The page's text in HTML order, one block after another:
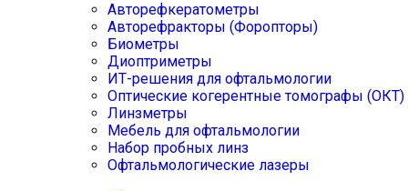
Авторефкератометры
Авторефракторы (Форопторы)
Биометры
Диоптриметры
ИТ-решения для офтальмологии
Оптические когерентные томографы (ОКТ)
Линзметры
Мебель для офтальмологии
Набор пробных линз
Офтальмологические лазеры